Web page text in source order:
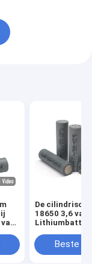
De cilindrische
18650 3,6 van
Navulbare
Veiligheid
Beste